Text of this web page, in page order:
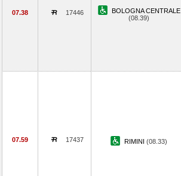
07.38 17446
BOLOGNA CENTRALE
(08.39)
07.59 17437 RIMINI (08.33)